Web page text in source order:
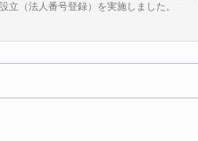
立（法人番号登録）を実施しました。